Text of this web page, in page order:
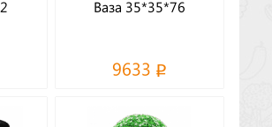
Ваза 35*35*76
9633